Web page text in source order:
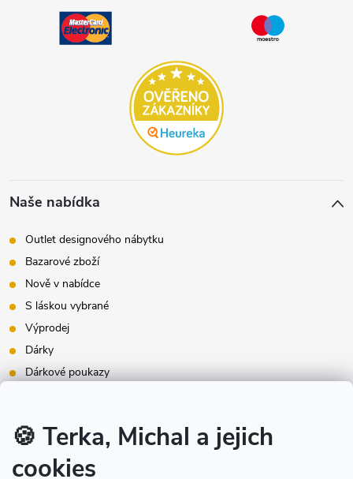
🍪 Terka, Michal a jejich
cookies
Naše nabídka
Outlet designového nábytku
Bazarové zboží
Nově v nabídce
S láskou vybrané
Výprodej
Dárky
Dárkové poukazy
Instagram